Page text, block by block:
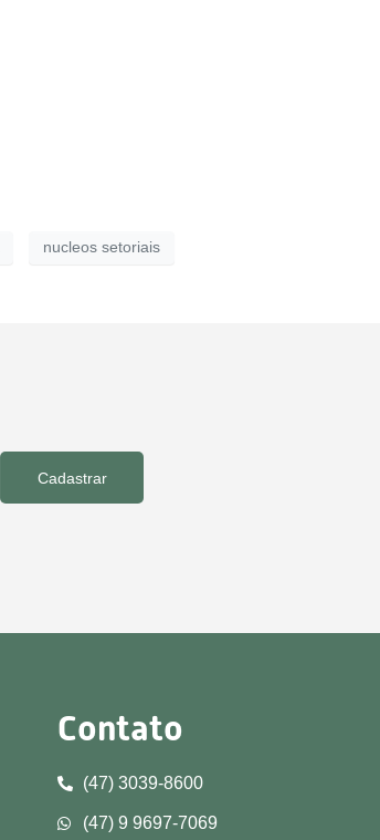
nucleos setoriais
Cadastrar
Contato
(47) 3039-8600
(47) 9 9697-7069